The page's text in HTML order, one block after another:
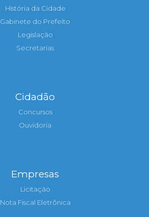
História da Cidade
Gabinete do Prefeito
Legislação
Secretarias
Cidadão
Concursos
Ouvidoria
Empresas
Licitação
Nota Fiscal Eletrônica